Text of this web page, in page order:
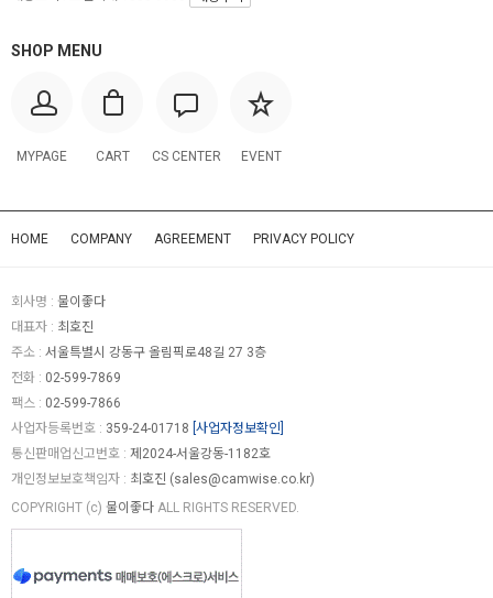
SHOP MENU
MYPAGE CART CS CENTER EVENT
HOME COMPANY AGREEMENT PRIVACY POLICY
회사명 : 물이좋다
대표자 : 최호진
주소 : 서울특별시 강동구 올림픽로48길 27 3층
전화 : 02-599-7869
팩스 : 02-599-7866
사업자등록번호 : 359-24-01718 [사업자정보확인]
통신판매업신고번호 : 제2024-서울강동-1182호
개인정보보호책임자 : 최호진 (sales@camwise.co.kr)
COPYRIGHT (c) 물이좋다 ALL RIGHTS RESERVED.